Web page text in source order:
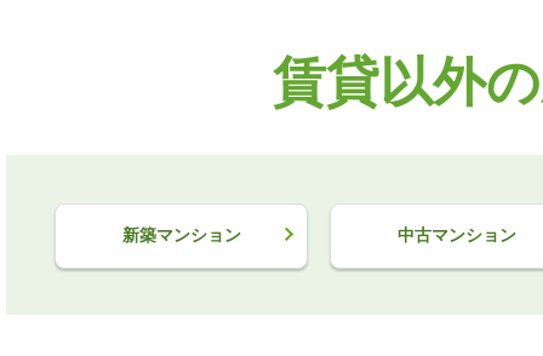
賃貸以外
新築マンション 中古マンション